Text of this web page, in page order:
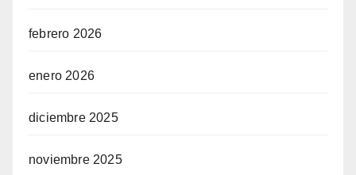
febrero 2026
enero 2026
diciembre 2025
noviembre 2025